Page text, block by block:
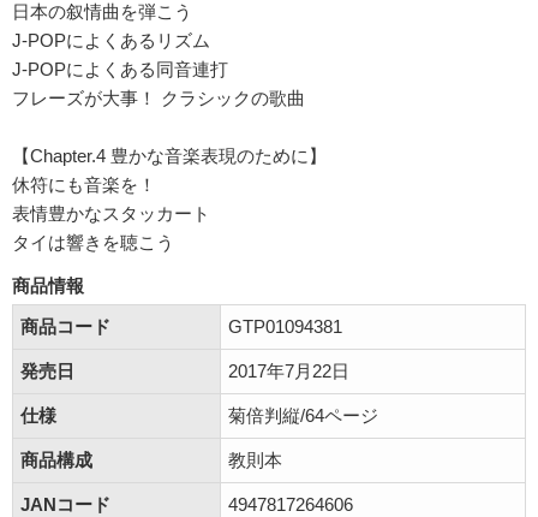
日本の叙情曲を弾こう
J-POPによくあるリズム
J-POPによくある同音連打
フレーズが大事！ クラシックの歌曲
【Chapter.4 豊かな音楽表現のために】
休符にも音楽を！
表情豊かなスタッカート
タイは響きを聴こう
商品情報
商品コード
GTP01094381
発売日 2017年7月22日
仕様 菊倍判縦/64ページ
商品構成 教則本
JANコード 4947817264606